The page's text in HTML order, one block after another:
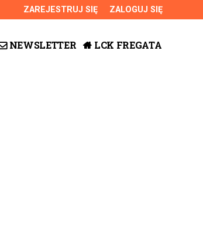
ZAREJESTRUJ SIĘ ZALOGUJ SIĘ
NEWSLETTER LCK FREGATA